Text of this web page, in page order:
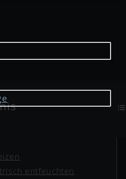
entfeuchten